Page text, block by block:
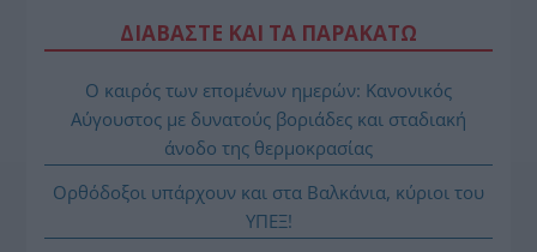
ΔΙΑΒΑΣΤΕ ΚΑΙ ΤΑ ΠΑΡΑΚΑΤΩ
Ο καιρός των επομένων ημερών: Κανονικός
Αύγουστος με δυνατούς βοριάδες και σταδιακή
άνοδο της θερμοκρασίας
Ορθόδοξοι υπάρχουν και στα Βαλκάνια, κύριοι του
ΥΠΕΞ!